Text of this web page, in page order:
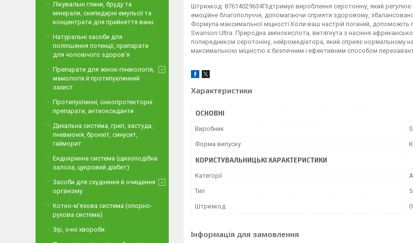
Штрихкод: 87614029634Підтримує вироблення серотоніну, який регулює
емоційне благополуччя, допомагаючи сприяти здоровому,
Формула максимальної міцності Коли ваш настрій поганий,
Swanson Ultra. Природна амінокислота, витягнута з насіння
попередником серотоніну, нейромедіатора, який сприяє нормальному
максимальною міцністю є безпечним і ефективним способом
Характеристики
ОСНОВНІ
Виробник
Форма випуску
КОРИСТУВАЛЬНИЦЬКІ ХАРАКТЕРИСТИКИ
Категорії
Тип
Штрихкод
Інформація для замовлення
Лікувальні глини, бруду та
мінерали, скипидарні емульсії та
концентрати для прийняття ванн.
Натуральні засоби для
поліпшення потенції, препарати
для чоловічого здоров'я
Препарати для жінок-гінекологія,
мамологія й протипухлинний
захист
Протипухлинні, онкопротекторні
препарати, антиоксиданти
Дихальна система, грип, застуда,
пневмонія, бронхіт, синусит,
гайморит
Ендокринна система (щизоподібна
залоза, цукровий діабет)
Засоби для схуднення й очищення
організму
Котно-м'язова система (опорно-
рухова система)
Зір, очні хвороби.